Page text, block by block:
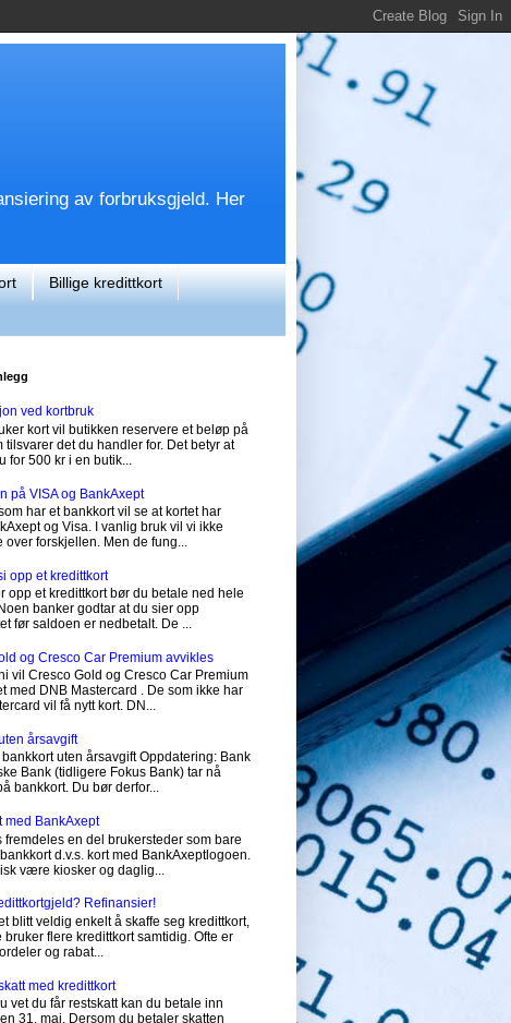
av forbruksgjeld. Her
Billige kredittkort
ved kortbruk
kort vil butikken reservere et beløp på
tilsvarer det du handler for. Det betyr at
for 500 kr i en butik...
på VISA og BankAxept
har et bankkort vil se at kortet har
og Visa. I vanlig bruk vil vi ikke
over forskjellen. Men de fung...
opp et kredittkort
opp et kredittkort bør du betale ned hele
banker godtar at du sier opp
før saldoen er nedbetalt. De ...
og Cresco Car Premium avvikles
vil Cresco Gold og Cresco Car Premium
med DNB Mastercard . De som ikke har
vil få nytt kort. DN...
årsavgift
bankkort uten årsavgift Oppdatering: Bank
Bank (tidligere Fokus Bank) tar nå
bankkort. Du bør derfor...
med BankAxept
fremdeles en del brukersteder som bare
d.v.s. kort med BankAxeptlogoen.
være kiosker og daglig...
Refinansier!
blitt veldig enkelt å skaffe seg kredittkort,
bruker flere kredittkort samtidig. Ofte er
og rabat...
med kredittkort
vet du får restskatt kan du betale inn
31. mai. Dersom du betaler skatten